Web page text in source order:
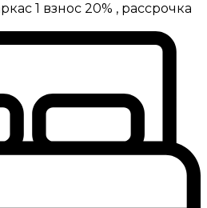
1 взнос 20% , рассрочка